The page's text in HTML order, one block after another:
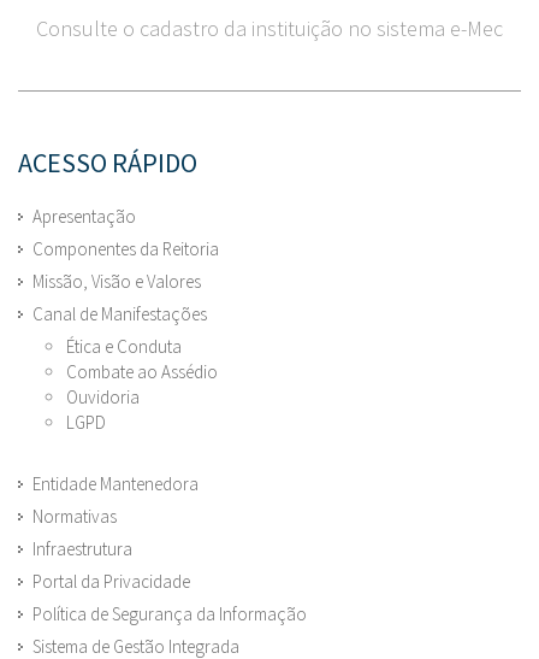
Consulte o cadastro da instituição no sistema e-Mec
ACESSO RÁPIDO
Apresentação
Componentes da Reitoria
Missão, Visão e Valores
Canal de Manifestações
Ética e Conduta
Combate ao Assédio
Ouvidoria
LGPD
Entidade Mantenedora
Normativas
Infraestrutura
Portal da Privacidade
Política de Segurança da Informação
Sistema de Gestão Integrada